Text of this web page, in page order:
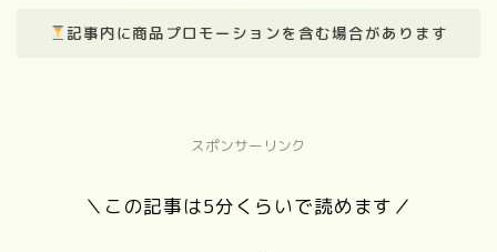
記事内に商品プロモーションを含む場合があります
スポンサーリンク
＼この記事は5分くらいで読めます／